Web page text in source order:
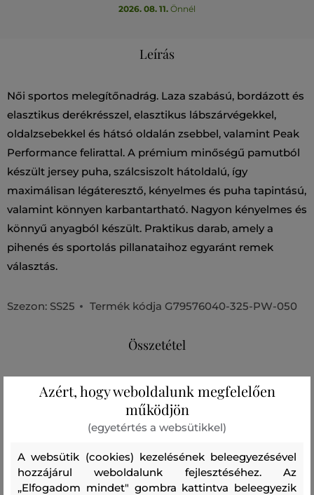
2026. 08. 11. Önnél
Leírás
Női sportos melegítőnadrág. Laza szabású, bordázott és
elasztikus derékrésszel, elasztikus lábszárvégekkel,
oldalzsebekkel és hátsó oldalán zsebbel, valamint Peak
Performance felirattal. A prémium minőségű pamutból
készült jersey puha, szálcsiszolt hátoldalú, így
maximálisan légáteresztő, kényelmes és puha tapintású,
valamint könnyen karbantartható. Nagyon kényelmes és
könnyű anyagból készült. Praktikus darab, amely a
pihenés és sportolás pillanataihoz egyaránt remek
választás.
Szezon: SS25 Termék kódja G79576040-325-PW-050
Összetétel
felső anyag
ÚJRAHASZNOSÍTOTT POLIÉSZTER
22 %
78 %
POLIÉSZTER
22 %
Azért, hogy weboldalunk megfelelően
működjön
(egyetértés a websütikkel)
A websütik (cookies) kezelésének beleegyezésével
hozzájárul weboldalunk fejlesztéséhez. Az
„Elfogadom mindet" gombra kattintva beleegyezik